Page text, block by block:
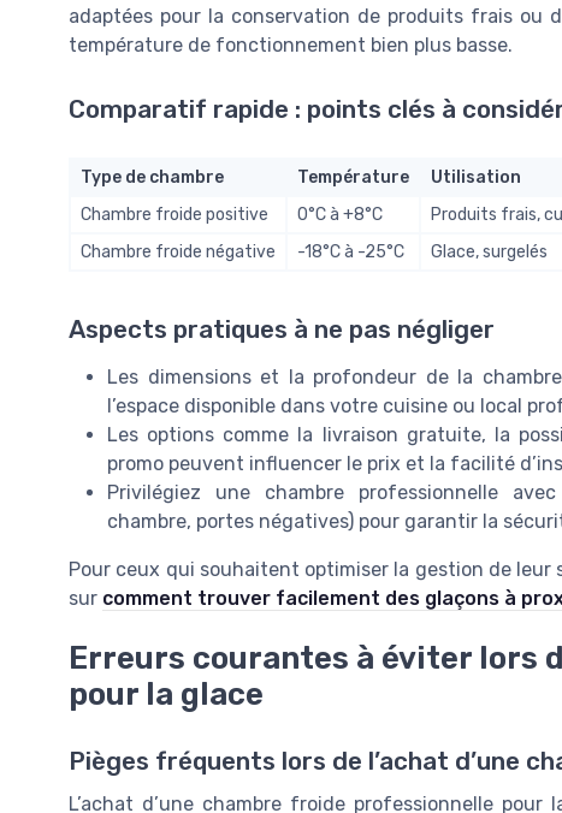
adaptées pour la conservation de produits frais ou
température de fonctionnement bien plus basse.
Comparatif rapide : points clés à
Type de chambre Température Utilisation
Chambre froide positive
0°C à +8°C Produits frais,
Chambre froide négative
-18°C à -25°C Glace, surgelés
Aspects pratiques à ne pas négliger
Les dimensions et la profondeur de la
l’espace disponible dans votre cuisine ou local
Les options comme la livraison gratuite, la
promo peuvent influencer le prix et la facilité
Privilégiez une chambre professionnelle
chambre, portes négatives) pour garantir la
Pour ceux qui souhaitent optimiser la gestion de
sur comment trouver facilement des glaçons à
Erreurs courantes à éviter lors
pour la glace
Pièges fréquents lors de l’achat d’une
L’achat d’une chambre froide professionnelle